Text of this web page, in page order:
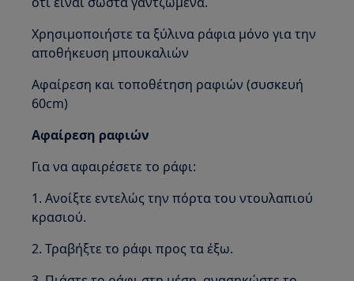
Χρησιμοποιήστε τα ξύλινα ράφια μόνο για την
αποθήκευση μπουκαλιών
Αφαίρεση και τοποθέτηση ραφιών (συσκευή
60cm)
Αφαίρεση ραφιών
Για να αφαιρέσετε το ράφι:
1. Ανοίξτε εντελώς την πόρτα του ντουλαπιού
κρασιού.
2. Τραβήξτε το ράφι προς τα έξω.